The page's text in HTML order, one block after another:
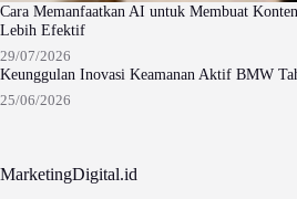
Cara Memanfaatkan AI untuk Membuat
Lebih Efektif
29/07/2026
Keunggulan Inovasi Keamanan Aktif BMW
25/06/2026
MarketingDigital.id